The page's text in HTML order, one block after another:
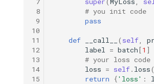
8
9
10
11
12
13
14
15
# you init code
pass
def __call__ ( self
label
= batch[1 ]
# your loss code
loss = self. loss(
return
{'loss' :